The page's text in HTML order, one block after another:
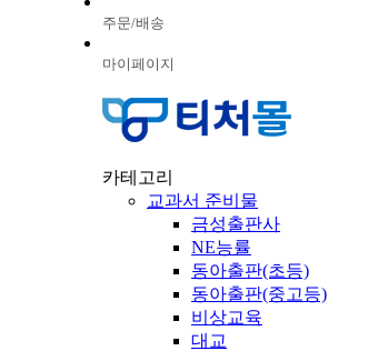
주문/배송
마이페이지
카테고리
교과서 준비물
금성출판사
NE능률
동아출판(초등)
동아출판(중고등)
비상교육
대교